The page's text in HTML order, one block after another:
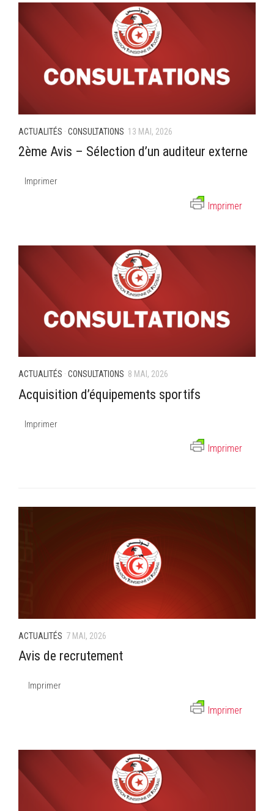
ACTUALITÉS · CONSULTATIONS 13 MAI, 2026
2ème Avis – Sélection d’un auditeur externe
Imprimer
Imprimer
ACTUALITÉS · CONSULTATIONS 8 MAI, 2026
Acquisition d’équipements sportifs
Imprimer
Imprimer
ACTUALITÉS 7 MAI, 2026
Avis de recrutement
Imprimer
Imprimer